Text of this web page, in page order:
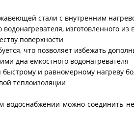
стали с внутренним
изготовленного
поверхности
что позволяет избежать
дна емкостного водонагревателя
и равномерному нагреву
теплоизоляции
можно соединить